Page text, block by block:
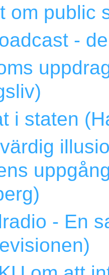
om public
-
i staten
- En